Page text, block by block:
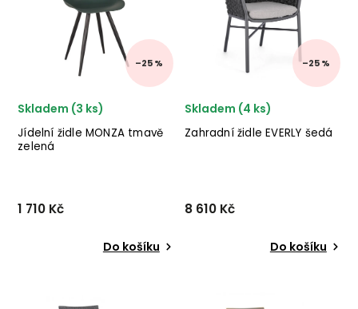
lana. ✅ krásný nábytek
✅ kvalitní materiály ✅ nej...
provedení.
–25 %
Jídelní židle MONZA tmavě
zelená
Skladem (3 ks)
1 710 Kč
Do košíku
–25 %
Zahradní židle EVERLY šedá
Skladem (4 ks)
8 610 Kč
Do košíku